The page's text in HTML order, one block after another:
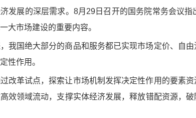
发展的深层需求。8月29日召开的国务院常务会议
大市场建设的重要内容。
我国绝大部分的商品和服务都已实现市场定价、自
性作用。
改革试点，探索让市场机制发挥决定性作用的要素
效领域流动，支撑实体经济发展，释放错配资源，